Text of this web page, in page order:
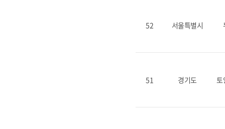
52 서울특별시
51 경기도 토